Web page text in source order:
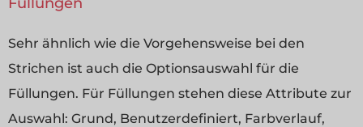
Sehr ähnlich wie die Vorgehensweise bei den
Strichen ist auch die Optionsauswahl für die
Füllungen. Für Füllungen stehen diese Attribute zur
Auswahl: Grund, Benutzerdefiniert, Farbverlauf,